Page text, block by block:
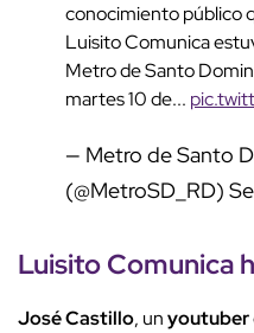
conocimiento público
Luisito Comunica
Metro de Santo
martes 10 de...
— Metro de Santo
(@MetroSD_RD)
Luisito Comunica
José Castillo, unyoutuber